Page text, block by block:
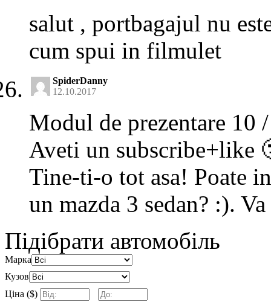
salut , portbagajul nu
cum spui in filmulet
SpiderDanny
12.10.2017
Modul de prezentare 10
Aveti un subscribe+like
Tine-ti-o tot asa! Poate
un mazda 3 sedan? :).
Підібрати автомобіль
Марка
Кузов
Ціна ($)